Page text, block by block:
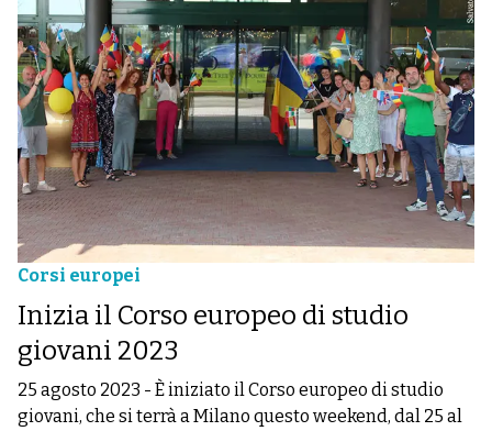
Corsi europei
Inizia il Corso europeo di studio
giovani 2023
25 agosto 2023 - È iniziato il Corso europeo di studio
giovani, che si terrà a Milano questo weekend, dal 25 al